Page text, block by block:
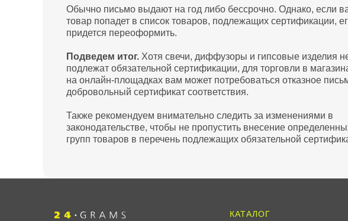
Обычно письмо выдают на год либо бессрочно. Однако, если
товар попадет в список товаров, подлежащих сертификации,
придется переоформить.
Подведем итог. Хотя свечи, диффузоры и гипсовые изделия
подлежат обязательной сертификации, для торговли в
на онлайн-площадках вам может потребоваться отказное
добровольный сертификат соответствия.
Также рекомендуем внимательно следить за изменениями в
законодательстве, чтобы не пропустить внесение
групп товаров в перечень подлежащих обязательной
КАТАЛОГ